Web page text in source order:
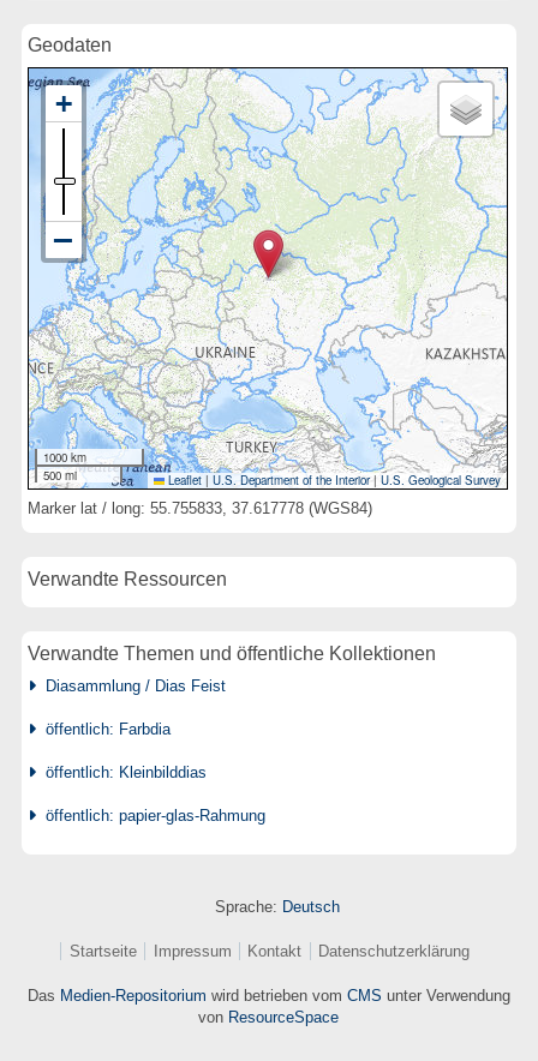
Geodaten
1000 km
500 mi
Leaflet | U.S. Department of the Interior|U.S. Geological Survey
Marker lat / long: 55.755833, 37.617778 (WGS84)
Verwandte Ressourcen
Verwandte Themen und öffentliche Kollektionen
Diasammlung / Dias Feist
öffentlich: Farbdia
öffentlich: Kleinbilddias
öffentlich: papier-glas-Rahmung
Sprache: Deutsch
Startseite Impressum Kontakt Datenschutzerklärung
Das Medien-Repositorium wird betrieben vom CMS unter Verwendung
von ResourceSpace